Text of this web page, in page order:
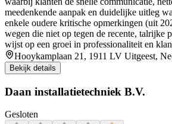
meedenkende aanpak en duidelijke uitleg
enkele oudere kritische opmerkingen (uit
wegen die niet op tegen de recente, talrijke
wijst op een groei in professionaliteit en
Hooykamplaan 21, 1911 LV Uitgeest,
Bekijk details
Daan installatietechniek B.V.
Gesloten